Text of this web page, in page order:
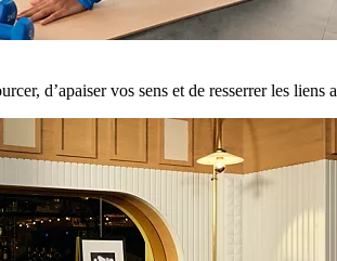
d’apaiser vos sens et de resserrer les liens